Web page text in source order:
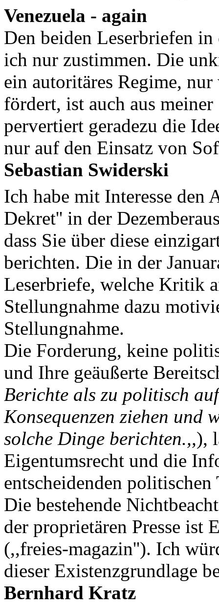
Venezuela - again
Den beiden Leserbriefen
ich nur zustimmen. Die
ein autoritäres Regime,
fördert, ist auch aus
pervertiert geradezu die
nur auf den Einsatz von
Sebastian Swiderski
Ich habe mit Interesse den
Dekret'' in der
dass Sie über diese
berichten. Die in der
Leserbriefe, welche Kritik
Stellungnahme dazu
Stellungnahme.
Die Forderung, keine
und Ihre geäußerte
Berichte als zu politisch
Konsequenzen ziehen und
solche Dinge berichten.,,),
Eigentumsrecht und die
entscheidenden
Die bestehende
der proprietären Presse ist
(,,freies-magazin''). Ich
dieser Existenzgrundlage
Bernhard Kratz